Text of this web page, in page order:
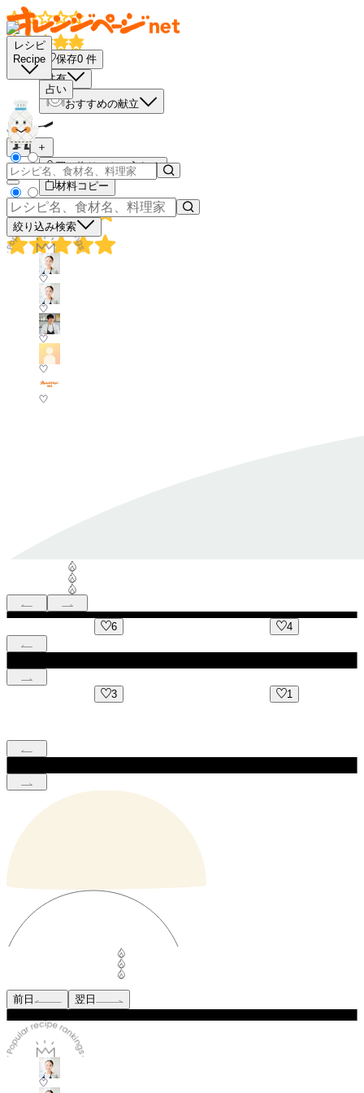
レシピ
Recipe
占い
絞り込み検索
保存0 件
共有
おすすめの献立
－
＋
買い物リストに入れる
材料コピー
前日 翌日